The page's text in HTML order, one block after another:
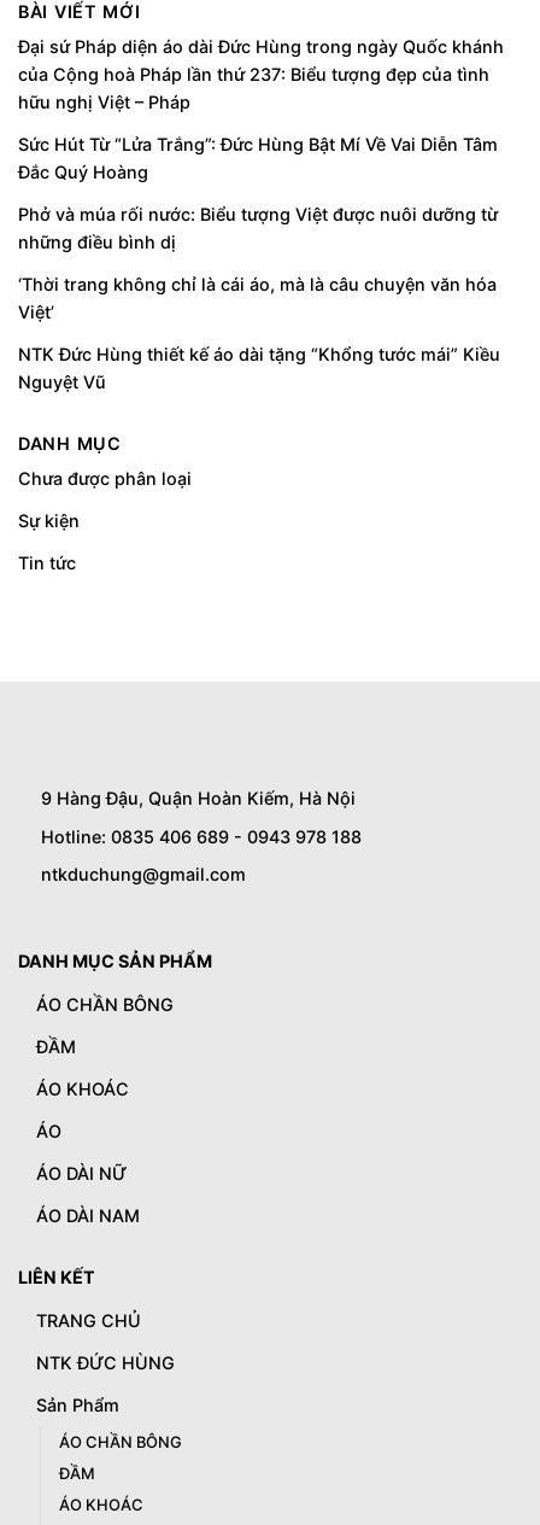
BÀI VIẾT MỚI
Đại sứ Pháp diện áo dài Đức Hùng trong ngày Quốc khánh
của Cộng hoà Pháp lần thứ 237: Biểu tượng đẹp của tình
hữu nghị Việt – Pháp
Sức Hút Từ “Lửa Trắng”: Đức Hùng Bật Mí Về Vai Diễn Tâm
Đắc Quý Hoàng
Phở và múa rối nước: Biểu tượng Việt được nuôi dưỡng từ
những điều bình dị
‘Thời trang không chỉ là cái áo, mà là câu chuyện văn hóa
Việt’
NTK Đức Hùng thiết kế áo dài tặng “Khổng tước mái” Kiều
Nguyệt Vũ
DANH MỤC
Chưa được phân loại
Sự kiện
Tin tức
9 Hàng Đậu, Quận Hoàn Kiếm, Hà Nội
Hotline: 0835 406 689 - 0943 978 188
ntkduchung@gmail.com
DANH MỤC SẢN PHẨM
ÁO CHẦN BÔNG
ĐẦM
ÁO KHOÁC
ÁO
ÁO DÀI NỮ
ÁO DÀI NAM
LIÊN KẾT
TRANG CHỦ
NTK ĐỨC HÙNG
Sản Phẩm
ÁO CHẦN BÔNG
ĐẦM
ÁO KHOÁC